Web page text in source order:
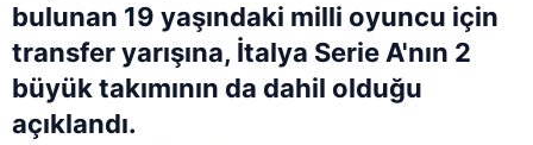
bulunan 19 yaşındaki milli oyuncu için
transfer yarışına, İtalya Serie A'nın 2
büyük takımının da dahil olduğu
açıklandı.